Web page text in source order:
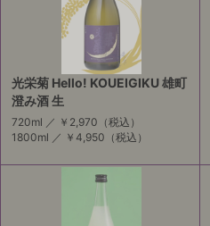
光栄菊 Hello! KOUEIGIKU 雄町
澄み酒 生
720ml ／ ￥2,970 （税込）
1800ml ／ ￥4,950 （税込）